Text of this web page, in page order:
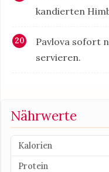
kandierten
Pavlova sofort
servieren.
Nährwerte
Kalorien
Protein